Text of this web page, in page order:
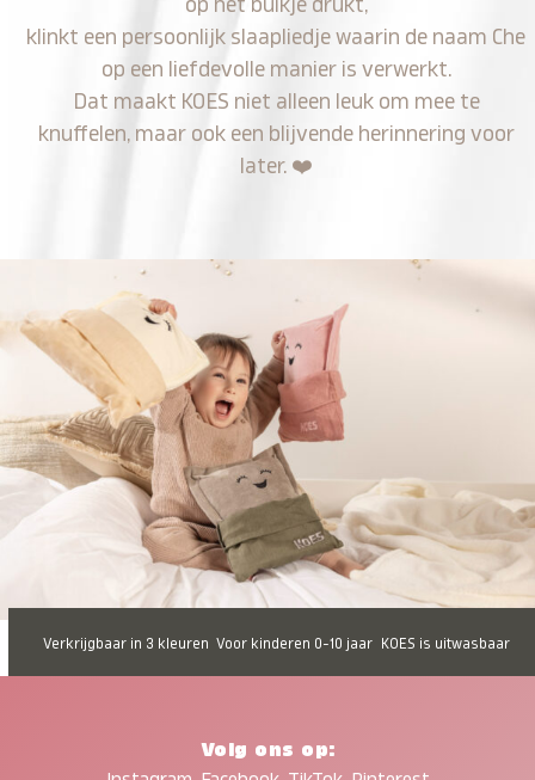
op het buikje drukt,
klinkt een persoonlijk slaapliedje waarin de naam Che
op een liefdevolle manier is verwerkt.
Dat maakt KOES niet alleen leuk om mee te
knuffelen, maar ook een blijvende herinnering voor
later. ❤️
Verkrijgbaar in 3 kleuren Voor kinderen 0-10 jaar KOES is uitwasbaar
Volg ons op: